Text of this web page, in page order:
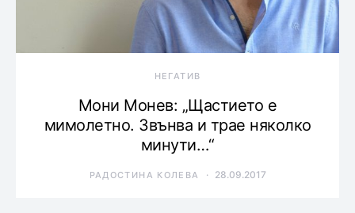
НЕГАТИВ
Мони Монев: „Щастието е
мимолетно. Звънва и трае няколко
минути…“
РАДОСТИНА КОЛЕВА 28.09.2017